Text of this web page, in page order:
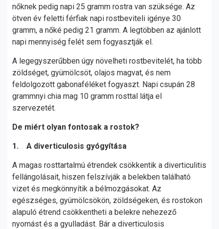
nőknek pedig napi 25 gramm rostra van szüksége. Az
ötven év feletti férfiak napi rostbeviteli igénye 30
gramm, a nőké pedig 21 gramm. A legtöbben az ajánlott
napi mennyiség felét sem fogyasztják el.
A legegyszerűbben úgy növelheti rostbevitelét, ha több
zöldséget, gyümölcsöt, olajos magvat, és nem
feldolgozott gabonaféléket fogyaszt. Napi csupán 28
grammnyi chia mag 10 gramm rosttal látja el
szervezetét.
De miért olyan fontosak a rostok?
1. A diverticulosis gyógyítása
A magas rosttartalmú étrendek csökkentik a diverticulitis
fellángolásait, hiszen felszívják a belekben található
vizet és megkönnyítik a bélmozgásokat. Az
egészséges, gyümölcsökön, zöldségeken, és rostokon
alapuló étrend csökkentheti a belekre nehezező
nyomást és a gyulladást. Bár a diverticulosis